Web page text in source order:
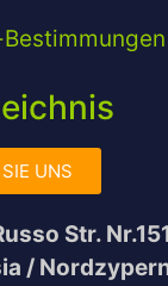
UNS
Str. Nr.151
/